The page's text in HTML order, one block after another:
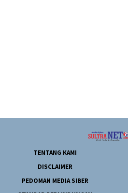
TENTANG KAMI
DISCLAIMER
PEDOMAN MEDIA SIBER